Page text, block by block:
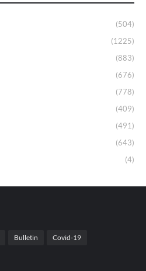
(504)
(1225)
(883)
(676)
(778)
(409)
(491)
(643)
(4)
Bulletin Covid-19